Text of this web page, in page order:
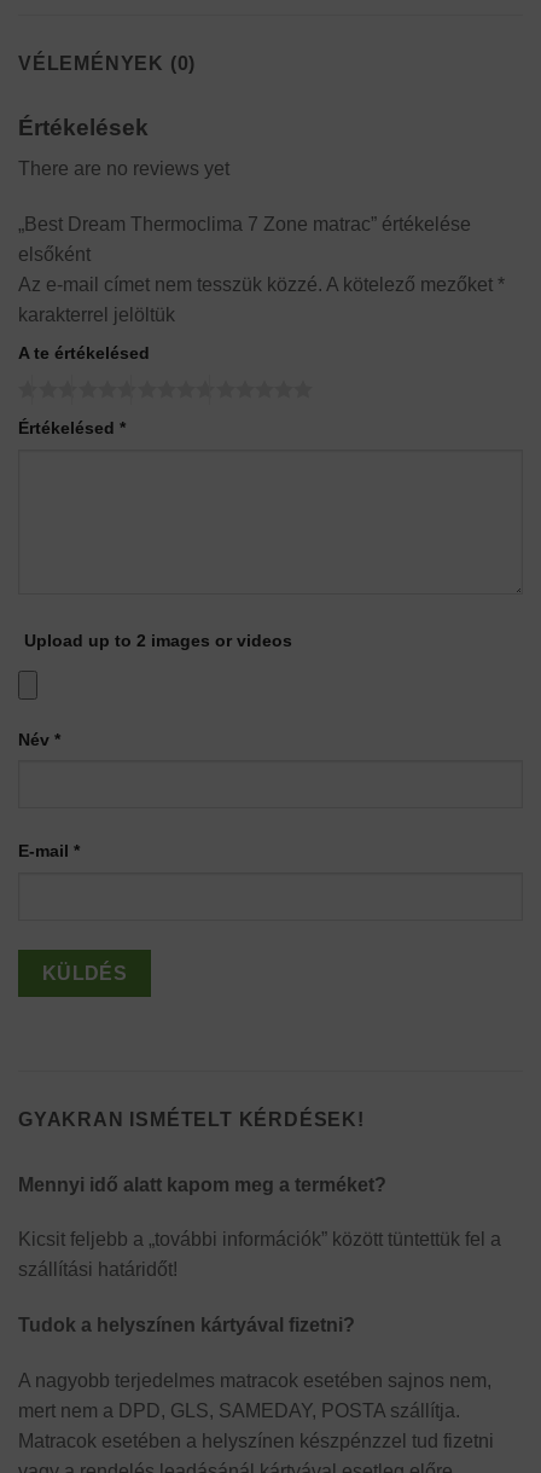
VÉLEMÉNYEK (0)
Értékelések
There are no reviews yet
„Best Dream Thermoclima 7 Zone matrac” értékelése
elsőként
Az e-mail címet nem tesszük közzé. A kötelező mezőket *
karakterrel jelöltük
A te értékelésed
Értékelésed *
Upload up to 2 images or videos
Név *
E-mail *
GYAKRAN ISMÉTELT KÉRDÉSEK!
Mennyi idő alatt kapom meg a terméket?
Kicsit feljebb a „további információk” között tüntettük fel a
szállítási határidőt!
Tudok a helyszínen kártyával fizetni?
A nagyobb terjedelmes matracok esetében sajnos nem,
mert nem a DPD, GLS, SAMEDAY, POSTA szállítja.
Matracok esetében a helyszínen készpénzzel tud fizetni